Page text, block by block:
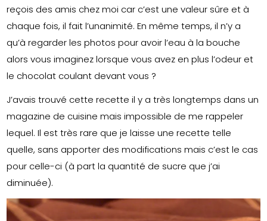
reçois des amis chez moi car c’est une valeur sûre et à
chaque fois, il fait l’unanimité. En même temps, il n’y a
qu’à regarder les photos pour avoir l’eau à la bouche
alors vous imaginez lorsque vous avez en plus l’odeur et
le chocolat coulant devant vous ?
J’avais trouvé cette recette il y a très longtemps dans un
magazine de cuisine mais impossible de me rappeler
lequel. Il est très rare que je laisse une recette telle
quelle, sans apporter des modifications mais c’est le cas
pour celle-ci (à part la quantité de sucre que j’ai
diminuée).